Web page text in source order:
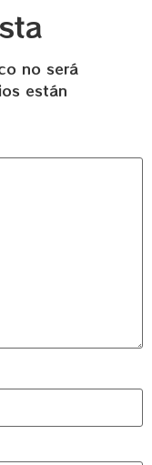
no será
están